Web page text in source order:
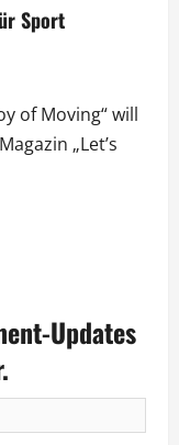
Sport
of Moving“ will
„Let’s
Updates